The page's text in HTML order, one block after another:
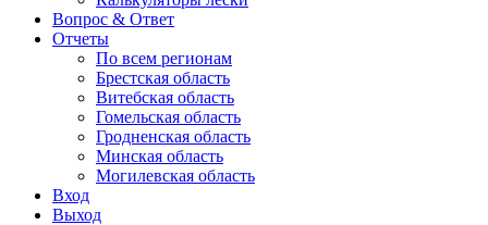
Вопрос & Ответ
Отчеты
По всем регионам
Брестская область
Витебская область
Гомельская область
Гродненская область
Минская область
Могилевская область
Вход
Выход